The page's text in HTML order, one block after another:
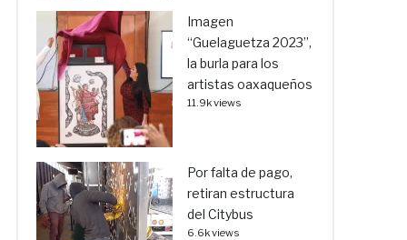
Imagen
“Guelaguetza 2023”,
la burla para los
artistas oaxaqueños
11.9k views
Por falta de pago,
retiran estructura
del Citybus
6.6k views